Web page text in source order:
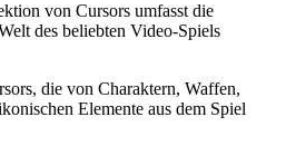
von Cursors umfasst die
des beliebten Video-Spiels
die von Charaktern, Waffen,
Elemente aus dem Spiel